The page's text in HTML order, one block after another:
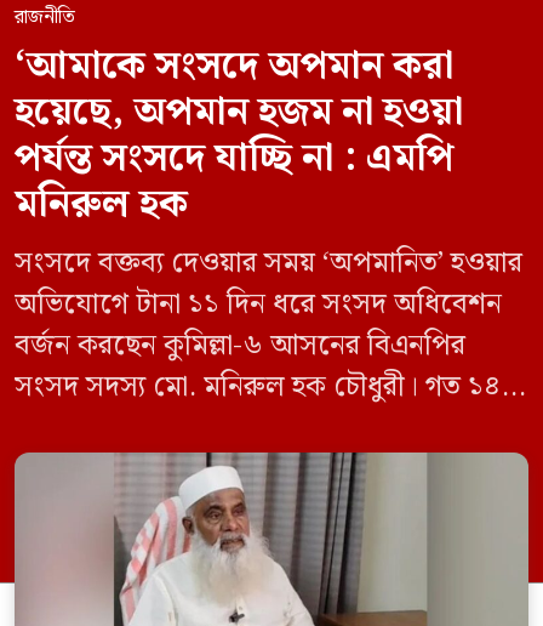
রাজনীতি
‘আমাকে সংসদে অপমান করা
হয়েছে, অপমান হজম না হওয়া
পর্যন্ত সংসদে যাচ্ছি না : এমপি
মনিরুল হক
সংসদে বক্তব্য দেওয়ার সময় ‘অপমানিত’ হওয়ার
অভিযোগে টানা ১১ দিন ধরে সংসদ অধিবেশন
বর্জন করছেন কুমিল্লা-৬ আসনের বিএনপির
সংসদ সদস্য মো. মনিরুল হক চৌধুরী। গত ১৪
রুলিং ও সিদ্ধান্তের প্রতিবাদে ১৫ থেকে ২৫ জুন
পর্যন্ত তিনি সংসদে যাননি। মনিরুল হক চৌধুরী
বলেন, ‘আমাকে সংসদে অপমান করা হয়েছে।
স্পিকার ফোন […]